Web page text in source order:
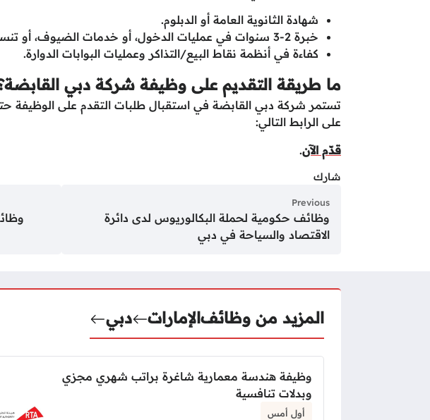
شهادة الثانوية العامة أو الدبلوم.
خبرة 2-3 سنوات في عمليات الدخول، أو خدمات الضيوف، أو تنسيق الفريق في الخطوط الأمامية.
كفاءة في أنظمة نقاط البيع/التذاكر وعمليات البوابات الدوارة.
ما طريقة التقديم على وظيفة شركة دبي
تستمر شركة دبي القابضة في استقبال طلبات التقدم على الوظيفة
على الرابط التالي:
قدّم الآن.
شارك
Previous
وظائف حكومية لحملة البكالوريوس لدى دائرة
الاقتصاد والسياحة في دبي
المزيد من وظائفالإمارات دبي
وظيفة هندسة معمارية شاغرة براتب شهري مجزي
وبدلات تنافسية
أول أمس